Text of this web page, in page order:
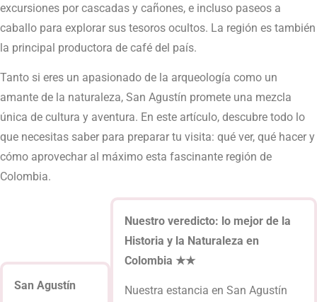
excursiones por cascadas y cañones, e incluso paseos a
caballo para explorar sus tesoros ocultos. La región es también
la principal productora de café del país.
Tanto si eres un apasionado de la arqueología como un
amante de la naturaleza, San Agustín promete una mezcla
única de cultura y aventura. En este artículo, descubre todo lo
que necesitas saber para preparar tu visita: qué ver, qué hacer y
cómo aprovechar al máximo esta fascinante región de
Colombia.
San Agustín
Nuestro veredicto: lo mejor de la
Historia y la Naturaleza en
Colombia ★★
Nuestra estancia en San Agustín